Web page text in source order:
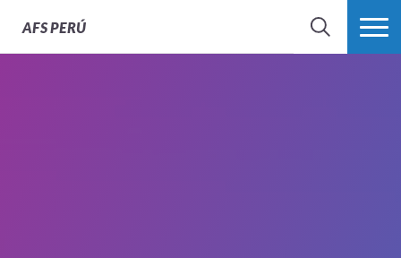
AFSPERÚ
BÚSQUEDA MÁS